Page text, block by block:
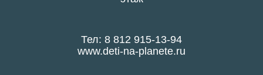
Тел: 8 812 915-13-94
www.deti-na-planete.ru